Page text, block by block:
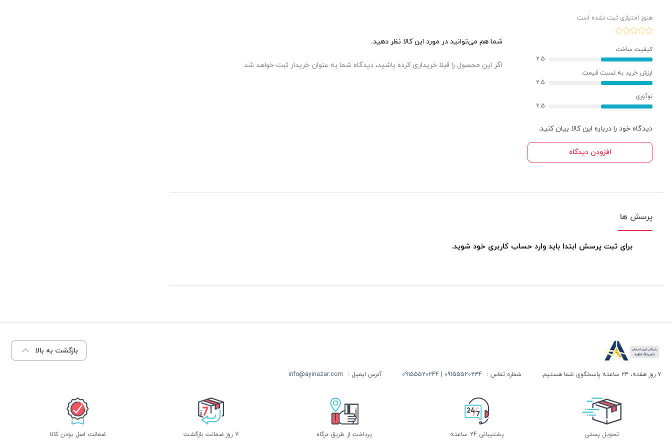
هنوز امتیازی ثبت نشده است
کیفیت ساخت
2.5
ارزش خرید به نسبت قیمت
2.5
نوآوری
2.5
دیدگاه خود را درباره این کالا بیان کنید.
افزودن دیدگاه
شما هم می‌توانید در مورد این کالا نظر دهید.
اگر این محصول را قبلا خریداری کرده باشید، دیدگاه شما به عنوان خریدار ثبت خواهد شد.
پرسش ها
برای ثبت پرسش ابتدا باید وارد حساب کاربری خود شوید.
بازگشت به بالا
۷ روز هفته، ۲۴ ساعته پاسخگوی شما هستیم. شماره تماس : 09155520234 | 09155520244 آدرس ایمیل : info@ayinazar.com
تحویل پستی پشتیبانی 24 ساعته پرداخت از طریق درگاه 7 روز ضمانت بازگشت ضمانت اصل بودن کالا